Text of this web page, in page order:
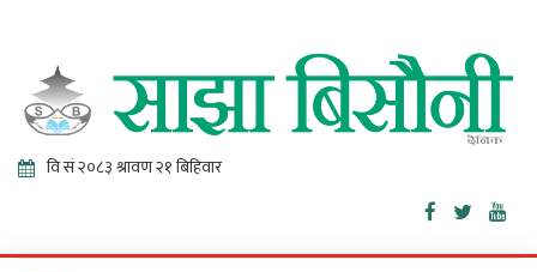
Sajha
Online News Portal